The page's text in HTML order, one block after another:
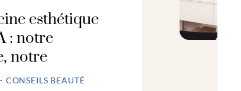
esthétique
: notre
notre
BEAUTÉ